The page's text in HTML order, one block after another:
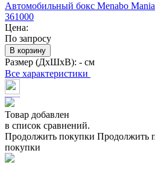
Автомобильный бокс Menabo
361000
Цена:
По запросу
В корзину
Размер (ДхШхВ): - см
Все характеристики
Товар добавлен
в список сравнений.
Продолжить покупки Продолжить
покупки